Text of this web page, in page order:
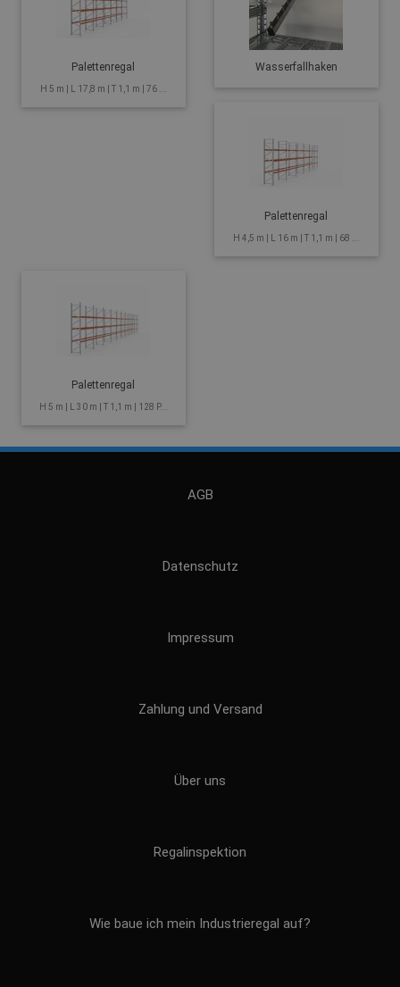
Palettenregal
H 5 m | L 17,8 m | T 1,1 m | 76 ...
Wasserfallhaken
Palettenregal
H 4,5 m | L 16 m | T 1,1 m | 68 ...
Palettenregal
H 5 m | L 30 m | T 1,1 m | 128 P...
AGB
Datenschutz
Impressum
Zahlung und Versand
Über uns
Regalinspektion
Wie baue ich mein Industrieregal auf?